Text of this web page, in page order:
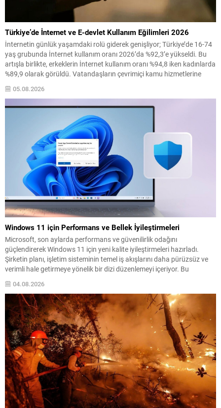
Türkiye’de İnternet ve E-devlet Kullanım Eğilimleri 2026
İnternetin günlük yaşamdaki rolü giderek genişliyor; Türkiye’de 16-74
yaş grubunda İnternet kullanım oranı 2026’da %92,3’e yükseldi. Bu
artışla birlikte, erkeklerin İnternet kullanım oranı %94,8 iken kadınlarda
%89,9 olarak görüldü. Vatandaşların çevrimiçi kamu hizmetlerine
erişimi de yaygınlaşıyor. Son 12 ayda e-devlet hizmetlerinden
yararlananların oranı %76 olurken, erkeklerde bu oran %82,7,
kadınlarda...
05.08.2026
Windows 11 için Performans ve Bellek İyileştirmeleri
Microsoft, son aylarda performans ve güvenilirlik odağını
güçlendirerek Windows 11 için yeni kalite iyileştirmeleri hazırladı.
Şirketin planı, işletim sisteminin temel iş akışlarını daha pürüzsüz ve
verimli hale getirmeye yönelik bir dizi düzenlemeyi içeriyor. Bu
güncelleme paketi, özellikle bellek kullanımı ve Dosya Gezgini
performansına yönelik optimizasyonlara yoğunlaşıyor. Amaç, arka
planda gereksiz...
04.08.2026